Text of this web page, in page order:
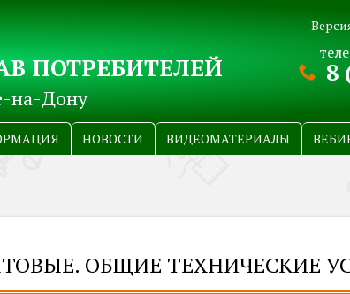
ПОТРЕБИТЕЛЕЙ
на-Дону
8
НОВОСТИ ВИДЕОМАТЕРИАЛЫ
ОБЩИЕ ТЕХНИЧЕСКИЕ